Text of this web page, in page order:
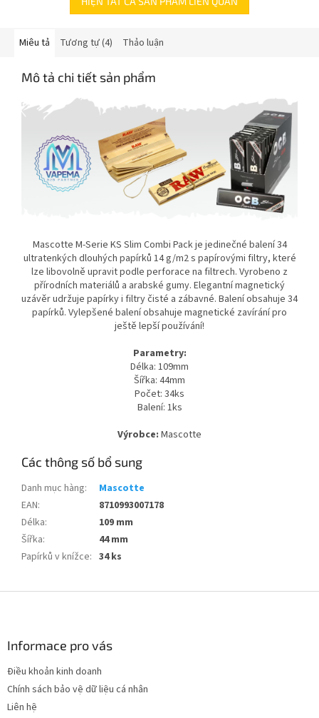
Miêu tả Tương tự (4) Thảo luận
Mô tả chi tiết sản phẩm
Mascotte M-Serie KS Slim Combi Pack je jedinečné balení 34
ultratenkých dlouhých papírků 14 g/m2 s papírovými filtry, které
lze libovolně upravit podle perforace na filtrech. Vyrobeno z
přírodních materiálů a arabské gumy. Elegantní magnetický
uzávěr udržuje papírky i filtry čisté a zábavné. Balení obsahuje 34
papírků. Vylepšené balení obsahuje magnetické zavírání pro
ještě lepší používání!
Parametry:
Délka: 109mm
Šířka: 44mm
Počet: 34ks
Balení: 1ks
Výrobce: Mascotte
Các thông số bổ sung
Danh mục hàng:
Mascotte
EAN:
8710993007178
Délka:
109 mm
Šířka:
44 mm
Papírků v knížce: 34 ks
n
Informace pro vás
Điều khoản kinh doanh
Chính sách bảo vệ dữ liệu cá nhân
Liên hệ